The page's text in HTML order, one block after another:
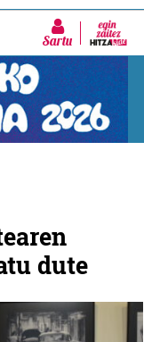
Sartu
dute